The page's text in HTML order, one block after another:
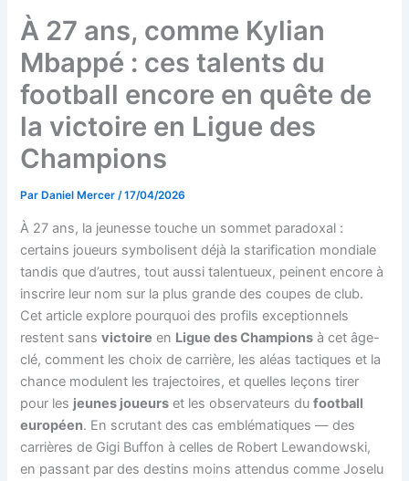
À 27 ans, comme Kylian
Mbappé : ces talents du
football encore en quête de
la victoire en Ligue des
Champions
Par Daniel Mercer/17/04/2026
À 27 ans, la jeunesse touche un sommet paradoxal :
certains joueurs symbolisent déjà la starification mondiale
tandis que d’autres, tout aussi talentueux, peinent encore à
inscrire leur nom sur la plus grande des coupes de club.
Cet article explore pourquoi des profils exceptionnels
restent sansvictoire en Ligue des Champions à cet âge-
clé, comment les choix de carrière, les aléas tactiques et la
chance modulent les trajectoires, et quelles leçons tirer
pour les jeunes joueurs et les observateurs dufootball
européen. En scrutant des cas emblématiques — des
carrières de Gigi Buffon à celles de Robert Lewandowski,
en passant par des destins moins attendus comme Joselu